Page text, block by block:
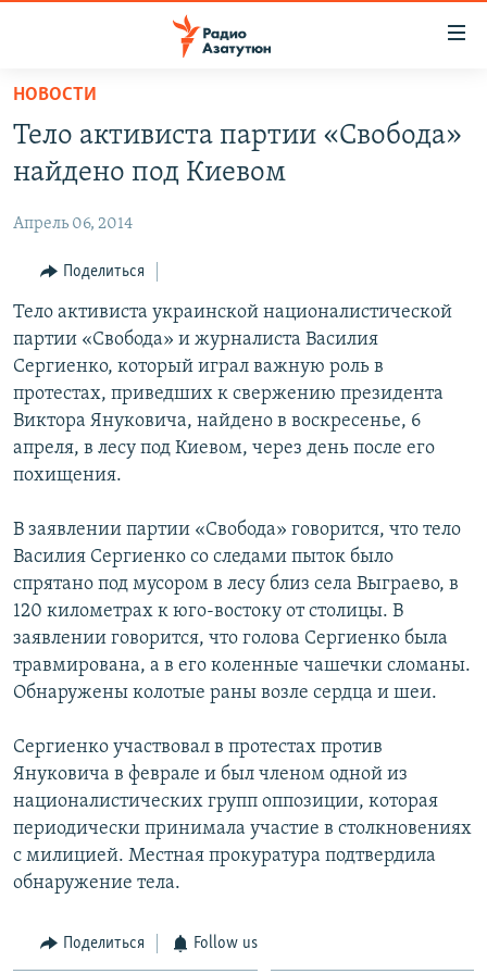
Перейти
основному
содержанию
навигации
Перейти
поиску
ОБЩЕСТВО
ЭКОНОМИКА
РЕГИОН
НАГОРНЫЙ КАРАБАХ
КУЛЬТУРА
СПОРТ
АРХИВ
Հայերեն
English
Русский
Все сайты Радио Азатутюн
НОВОСТИ
Тело активиста партии «Свобода»
найдено под Киевом
Апрель 06, 2014
Поделиться
Тело активиста украинской националистической
партии «Свобода» и журналиста Василия
Сергиенко, который играл важную роль в
протестах, приведших к свержению президента
Виктора Януковича, найдено в воскресенье, 6
апреля, в лесу под Киевом, через день после его
похищения.
В заявлении партии «Свобода» говорится, что тело
Василия Сергиенко со следами пыток было
спрятано под мусором в лесу близ села Выграево, в
120 километрах к юго-востоку от столицы. В
заявлении говорится, что голова Сергиенко была
травмирована, а в его коленные чашечки сломаны.
Обнаружены колотые раны возле сердца и шеи.
Сергиенко участвовал в протестах против
Януковича в феврале и был членом одной из
националистических групп оппозиции, которая
периодически принимала участие в столкновениях
с милицией. Местная прокуратура подтвердила
обнаружение тела.
Поделиться Follow us